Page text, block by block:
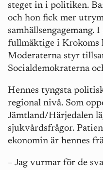
steget in i politiken.
och hon fick mer
samhällsengagemang.
fullmäktige i Krokoms
Moderaterna styr
Socialdemokraterna
Hennes tyngsta
regional nivå. Som
Jämtland/Härjedalen
sjukvårdsfrågor.
ekonomin är hennes
– Jag vurmar för de